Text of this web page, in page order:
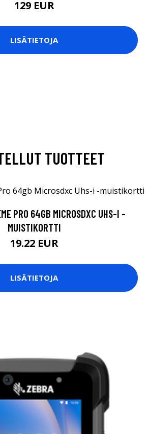
129 EUR
LISÄTIETOJA
TUOTTEET
PRO 64GB MICROSDXC UHS-I -
MUISTIKORTTI
19.22 EUR
LISÄTIETOJA